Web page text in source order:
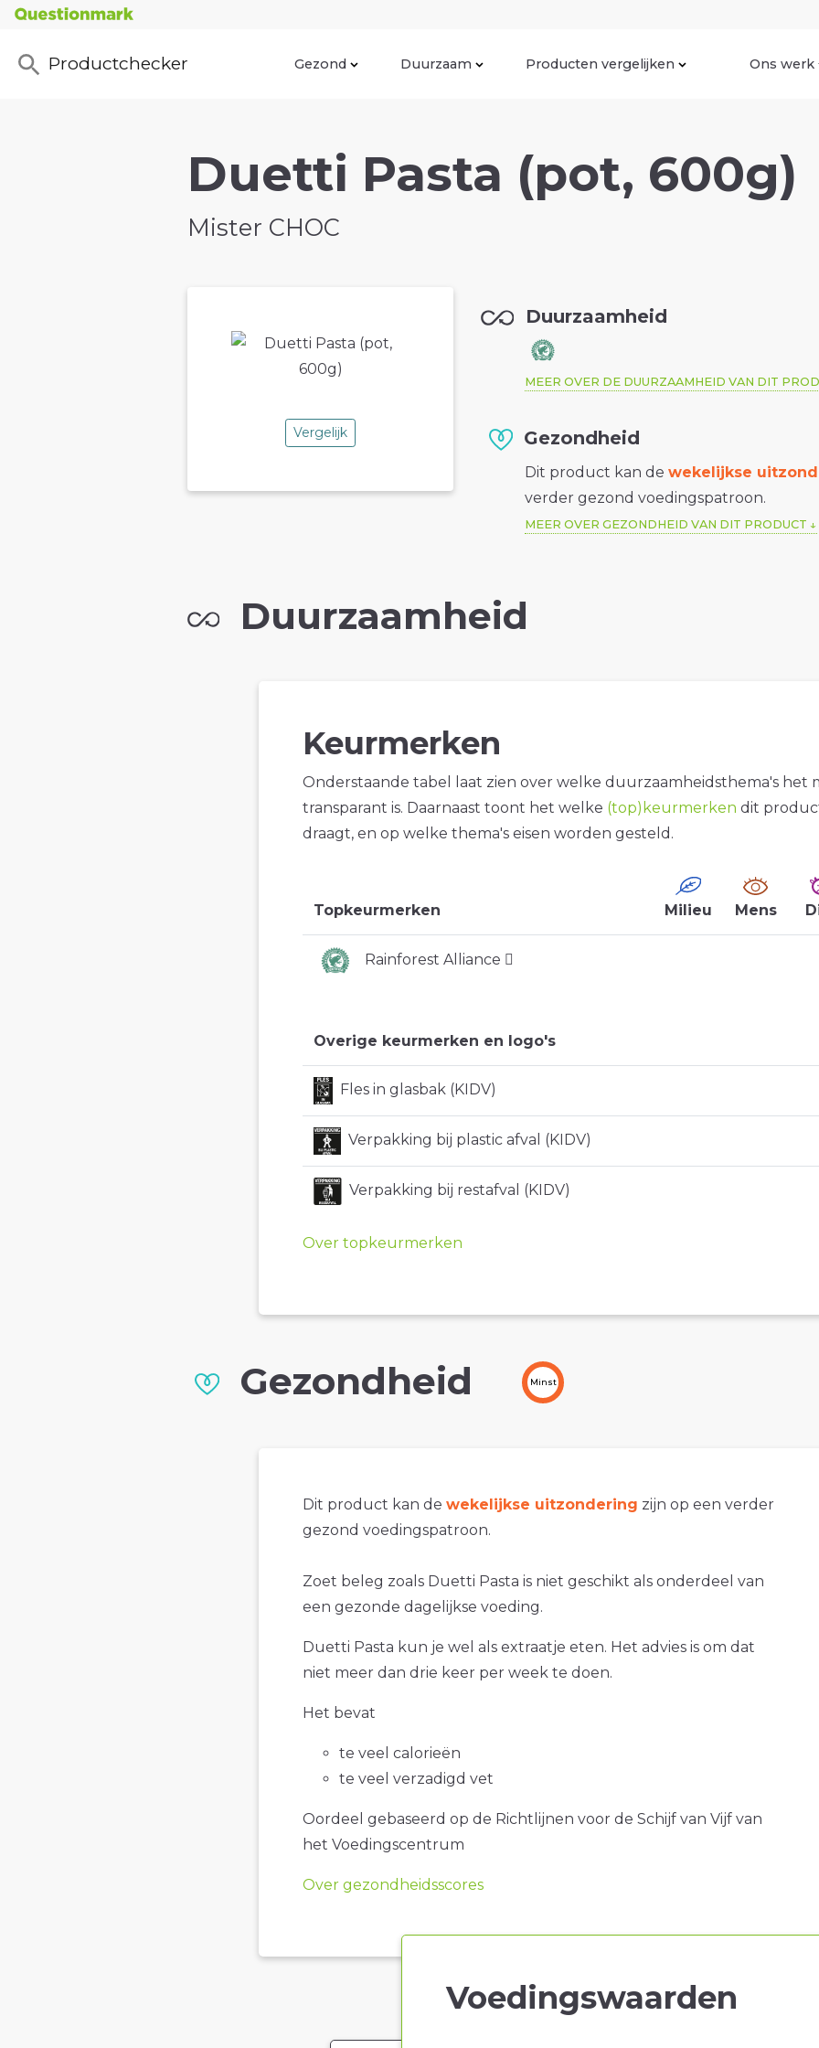
Productchecker Gezond Duurzaam Producten vergelijken Ons werk
Duetti Pasta (pot, 600g)
Mister CHOC
Vergelijk
Duurzaamheid
MEER OVER DE DUURZAAMHEID VAN DIT
Gezondheid
Dit product kan dewekelijkse
verder gezond voedingspatroon.
MEER OVER GEZONDHEID VAN DIT PRODUCT
Duurzaamheid
Keurmerken
Onderstaande tabel laat zien over welke duurzaamheidsthema's het
transparant is. Daarnaast toont het welke (top)keurmerken dit
draagt, en op welke thema's eisen worden gesteld.
Topkeurmerken Milieu Mens
Rainforest Alliance
Overige keurmerken en logo's
Fles in glasbak (KIDV)
Verpakking bij plastic afval (KIDV)
Verpakking bij restafval (KIDV)
Over topkeurmerken
Gezondheid Minst
Dit product kan de wekelijkse uitzondering zijn op een verder
gezond voedingspatroon.
Zoet beleg zoals Duetti Pasta is niet geschikt als onderdeel van
een gezonde dagelijkse voeding.
Duetti Pasta kun je wel als extraatje eten. Het advies is om dat
niet meer dan drie keer per week te doen.
Het bevat
te veel calorieën
te veel verzadigd vet
Oordeel gebaseerd op de Richtlijnen voor de Schijf van Vijf van
het Voedingscentrum
Over gezondheidsscores
Voedingswaarden